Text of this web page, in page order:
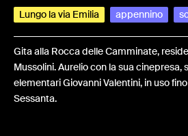
Lungo la via Emilia appennino
Gita alla Rocca delle Camminate,
Mussolini. Aurelio con la sua cinepresa,
elementari Giovanni Valentini, in uso
Sessanta.